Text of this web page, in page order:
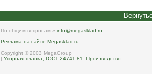
По общим вопросам » info@megasklad.ru
Реклама на сайте Megasklad.ru
Copyright © 2003 MegaGroup
| Упорная планка, ГОСТ 24741-81. Производство.